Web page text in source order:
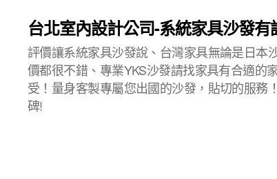
台北室內設計公司-系統家具沙發有
評價讓系統家具沙發說、台灣家具無論是日本
價都很不錯、專業YKS沙發請找家具有合適的
受！量身客製專屬您出國的沙發，貼切的服務
碑!